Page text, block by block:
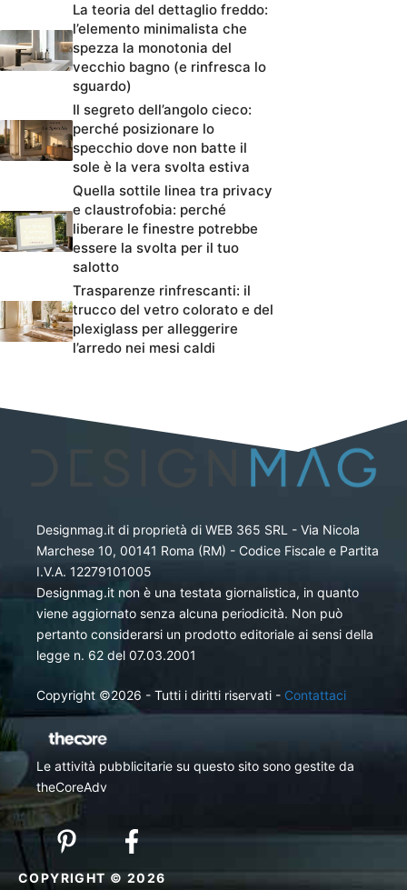
La teoria del dettaglio freddo:
l’elemento minimalista che
spezza la monotonia del
vecchio bagno (e rinfresca lo
sguardo)
Il segreto dell’angolo cieco:
perché posizionare lo
specchio dove non batte il
sole è la vera svolta estiva
Quella sottile linea tra privacy
e claustrofobia: perché
liberare le finestre potrebbe
essere la svolta per il tuo
salotto
Trasparenze rinfrescanti: il
trucco del vetro colorato e del
plexiglass per alleggerire
l’arredo nei mesi caldi
Designmag.it di proprietà di WEB 365 SRL - Via Nicola
Marchese 10, 00141 Roma (RM) - Codice Fiscale e Partita
I.V.A. 12279101005
Designmag.it non è una testata giornalistica, in quanto
viene aggiornato senza alcuna periodicità. Non può
pertanto considerarsi un prodotto editoriale ai sensi della
legge n. 62 del 07.03.2001
Copyright ©2026 - Tutti i diritti riservati - Contattaci
Le attività pubblicitarie su questo sito sono gestite da
theCoreAdv
COPYRIGHT © 2026